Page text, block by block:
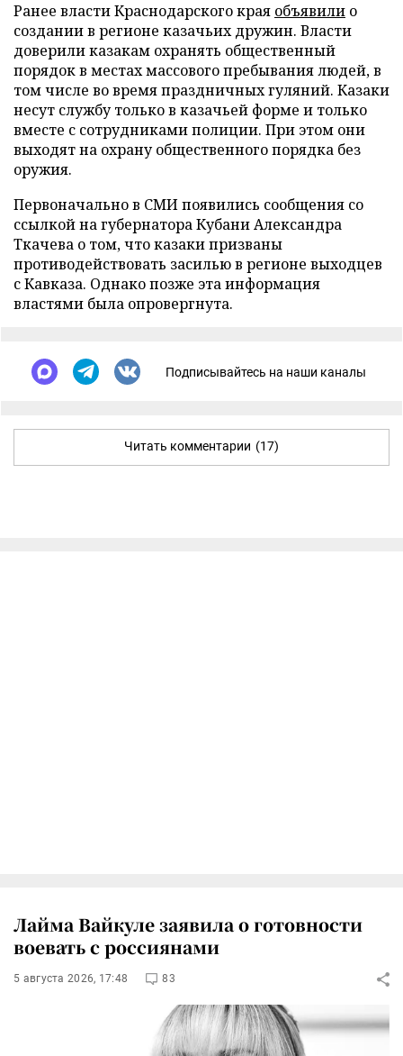
Ранее власти Краснодарского края объявили о
создании в регионе казачьих дружин. Власти
доверили казакам охранять общественный
порядок в местах массового пребывания людей, в
том числе во время праздничных гуляний. Казаки
несут службу только в казачьей форме и только
вместе с сотрудниками полиции. При этом они
выходят на охрану общественного порядка без
оружия.
Первоначально в СМИ появились сообщения со
ссылкой на губернатора Кубани Александра
Ткачева о том, что казаки призваны
противодействовать засилью в регионе выходцев
с Кавказа. Однако позже эта информация
властями была опровергнута.
Подписывайтесь на наши каналы
Читать комментарии (17)
Лайма Вайкуле заявила о готовности
воевать с россиянами
5 августа 2026, 17:48 83